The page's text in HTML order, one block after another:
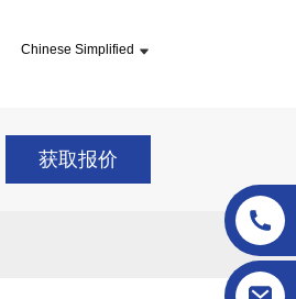
Chinese Simplified
获取报价